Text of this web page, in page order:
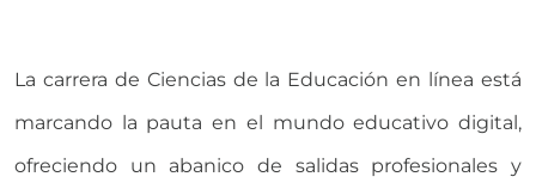
La carrera de Ciencias de la Educación en línea está
marcando la pauta en el mundo educativo digital,
ofreciendo un abanico de salidas profesionales y